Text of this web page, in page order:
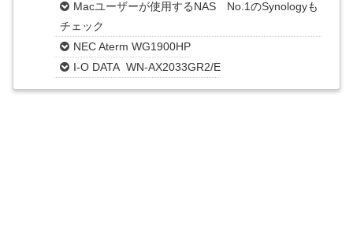
Macユーザーが使用するNAS No.1のSynologyも
チェック
NEC Aterm WG1900HP
I-O DATA WN-AX2033GR2/E